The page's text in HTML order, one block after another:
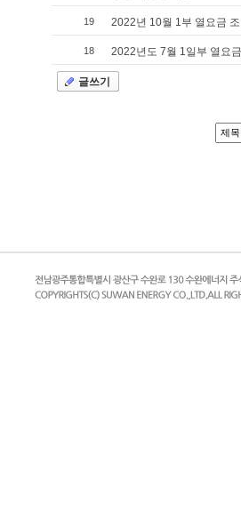
19 2022년 10월 1부 열요금
18 2022년도 7월 1일부 열요
글쓰기